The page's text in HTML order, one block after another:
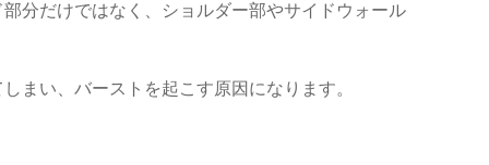
分だけではなく、ショルダー部やサイドウォール
まい、バーストを起こす原因になります。